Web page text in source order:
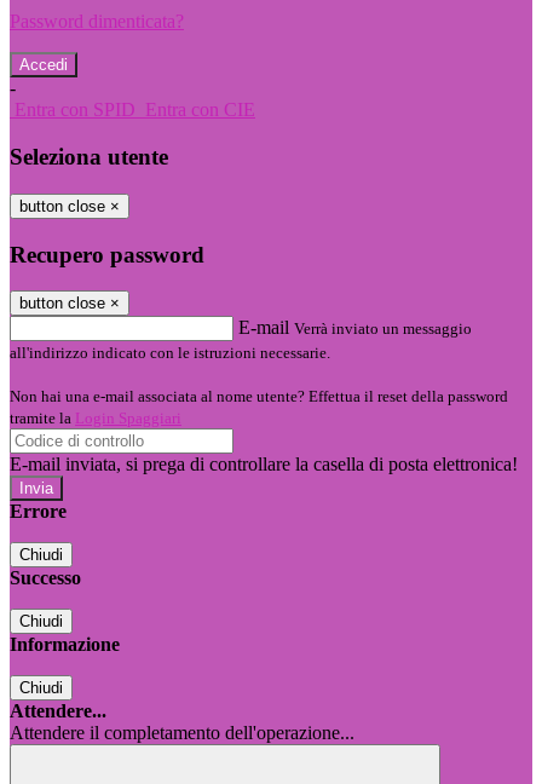
Password dimenticata?
-
Entra con SPID Entra con CIE
Seleziona utente
button close ×
Recupero password
button close ×
E-mail Verrà inviato un messaggio
all'indirizzo indicato con le istruzioni necessarie.
Non hai una e-mail associata al nome utente? Effettua il reset della password
tramite la Login Spaggiari
E-mail inviata, si prega di controllare la casella di posta elettronica!
Errore
Chiudi
Successo
Chiudi
Informazione
Chiudi
Attendere...
Attendere il completamento dell'operazione...